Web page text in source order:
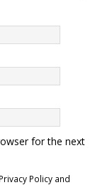
for the next
Privacy Policy and